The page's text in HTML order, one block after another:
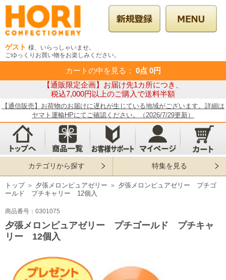
ゲスト 様、いらっしゃいませ。
ごゆっくりお買い物をお楽しみください。
カートの中を見る ： 0点 0円
【通販限定企画】お届け先1カ所につき、
税込7,000円以上のご購入で送料半額
【通信販売】お荷物のお届けに遅れが生じている地域がございます。詳細は
ヤマト運輸HPにてご確認ください。（2026/7/29更新）
カテゴリから探す 特集を見る
トップ ＞ 夕張メロンピュアゼリー ＞ 夕張メロンピュアゼリー プチゴ
ールド プチキャリー 12個入
商品番号：0301075
夕張メロンピュアゼリー プチゴールド プチキャ
リー 12個入